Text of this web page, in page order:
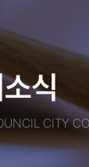
식
CITY